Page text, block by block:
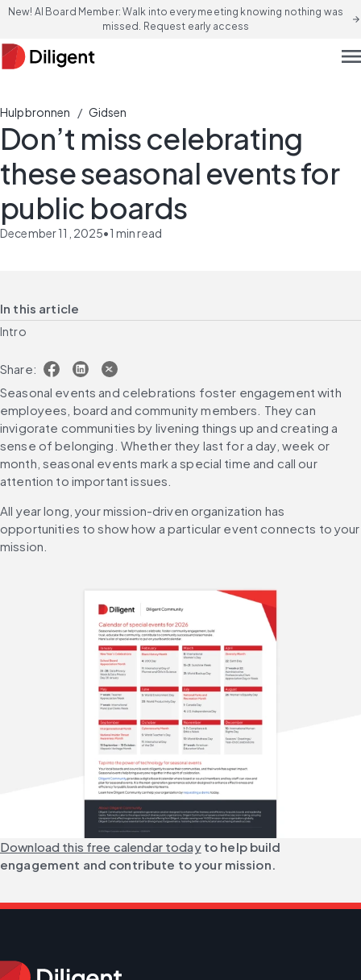
New! AI Board Member: Walk into every meeting knowing nothing was
missed. Request early access
arrow_forward
Hulpbronnen / Gidsen
Don’t miss celebrating
these seasonal events for
public boards
December 11, 2025•1 min read
In this article
Intro
Share:
Seasonal events and celebrations foster engagement with
employees, board and community members. They can
invigorate communities by livening things up and creating a
sense of belonging. Whether they last for a day, week or
month, seasonal events mark a special time and call our
attention to important issues.
All year long, your mission-driven organization has
opportunities to show how a particular event connects to your
mission.
Download this free calendar today to help build
engagement and contribute to your mission.